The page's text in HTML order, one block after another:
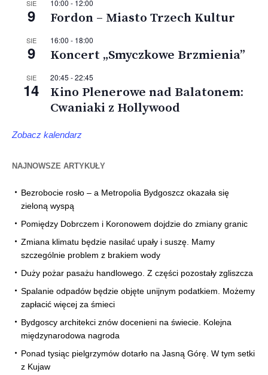
SIE
9
10:00 - 12:00
Fordon – Miasto Trzech Kultur
SIE
9
16:00 - 18:00
Koncert „Smyczkowe Brzmienia”
SIE
14
20:45 -22:45
Kino Plenerowe nad Balatonem:
Cwaniaki z Hollywood
Zobacz kalendarz
NAJNOWSZE ARTYKUŁY
Bezrobocie rosło – a Metropolia Bydgoszcz okazała się
zieloną wyspą
Pomiędzy Dobrczem i Koronowem dojdzie do zmiany granic
Zmiana klimatu będzie nasilać upały i suszę. Mamy
szczególnie problem z brakiem wody
Duży pożar pasażu handlowego. Z części pozostały zgliszcza
Spalanie odpadów będzie objęte unijnym podatkiem. Możemy
zapłacić więcej za śmieci
Bydgoscy architekci znów docenieni na świecie. Kolejna
międzynarodowa nagroda
Ponad tysiąc pielgrzymów dotarło na Jasną Górę. W tym setki
z Kujaw